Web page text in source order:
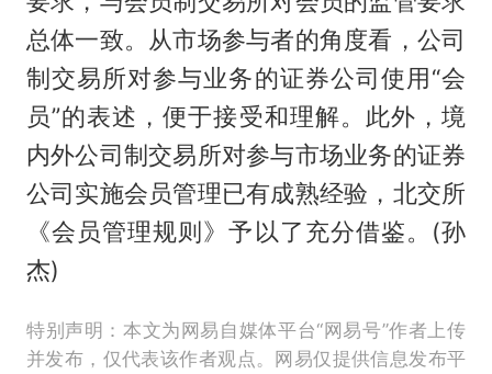
总体一致。从市场参与者的角度看，公司
制交易所对参与业务的证券公司使用“会
员”的表述，便于接受和理解。此外，境
内外公司制交易所对参与市场业务的证券
公司实施会员管理已有成熟经验，北交所
《会员管理规则》予以了充分借鉴。(孙
杰)
特别声明：本文为网易自媒体平台“网易号”作者上传
并发布，仅代表该作者观点。网易仅提供信息发布平